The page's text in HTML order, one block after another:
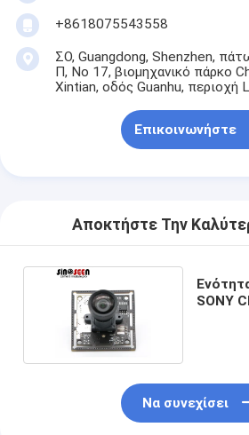
+8618075543558
ΣΟ, Guangdong, Shenzhen,
Π, Νο 17, βιομηχανικό πάρκο
Xintian, οδός Guanhu, περιοχή
Επικοινωνήστε
Αποκτήστε Την
SONY
Να συνεχίσει